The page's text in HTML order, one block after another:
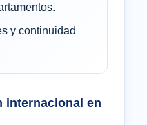
y continuidad
internacional en